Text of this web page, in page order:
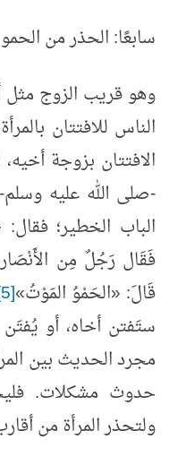
سابعًا: الحذر من الحمو
وهو قريب الزوج مثل
الناس للافتتان
الافتتان بزوجة
-صلى الله عليه
الباب الخطير؛
فَقَال رَجُلٌ مِن
قَالَ: «الحَمْوُ المَوْتُ»[5]
ستَفتن أخاه، أو
مجرد الحديث بين
حدوث مشكلات.
ولتحذر المرأة من